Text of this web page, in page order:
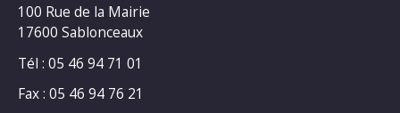
100 Rue de la Mairie
17600 Sablonceaux
Tél : 05 46 94 71 01
Fax : 05 46 94 76 21